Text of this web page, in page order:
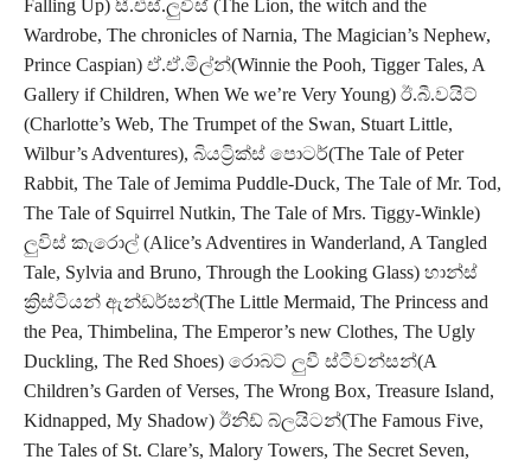
Falling Up) සී.එස්.ලුවිස් (The Lion, the witch and the
Wardrobe, The chronicles of Narnia, The Magician’s Nephew,
Prince Caspian) ඒ.ඒ.මිල්න්(Winnie the Pooh, Tigger Tales, A
Gallery if Children, When We we’re Very Young) ඊ.බී.වයිට්
(Charlotte’s Web, The Trumpet of the Swan, Stuart Little,
Wilbur’s Adventures), බියට්‍රික්ස් පොටර්(The Tale of Peter
Rabbit, The Tale of Jemima Puddle-Duck, The Tale of Mr. Tod,
The Tale of Squirrel Nutkin, The Tale of Mrs. Tiggy-Winkle)
ලුවිස් කැරොල් (Alice’s Adventires in Wanderland, A Tangled
Tale, Sylvia and Bruno, Through the Looking Glass) හාන්ස්
ක්‍රිස්ටියන් ඇන්ඩර්සන්(The Little Mermaid, The Princess and
the Pea, Thimbelina, The Emperor’s new Clothes, The Ugly
Duckling, The Red Shoes) රොබට් ලුවී ස්ටීවන්සන්(A
Children’s Garden of Verses, The Wrong Box, Treasure Island,
Kidnapped, My Shadow) ඊනිඩ් බ්ලයිටන්(The Famous Five,
The Tales of St. Clare’s, Malory Towers, The Secret Seven,